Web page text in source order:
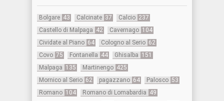
Bolgare 43 Calcinate 37 Calcio 237
Castello di Malpaga 42 Cavernago 104
Cividate al Piano 64 Cologno al Serio 62
Covo 75 Fontanella 44 Ghisalba 151
Malpaga 135 Martinengo 425
Mornico al Serio 62 pagazzano 64 Palosco 53
Romano 104 Romano di Lomabardia 49